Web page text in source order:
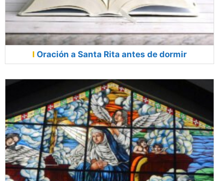
Oración a Santa Rita antes de dormir